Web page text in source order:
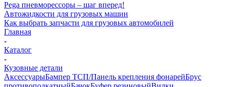
Pega пневморессоры – шаг вперед!
Автожидкости для грузовых машин
Как выбрать запчасти для грузовых автомобилей
Главная
-
Каталог
-
Кузовные детали
АксессуарыБампер ТСП/Панель крепления фонарейБрус